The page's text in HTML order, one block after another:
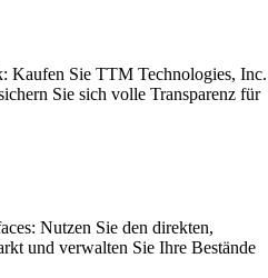
Kaufen Sie TTM Technologies, Inc.
Sie sich volle Transparenz für
Nutzen Sie den direkten,
und verwalten Sie Ihre Bestände